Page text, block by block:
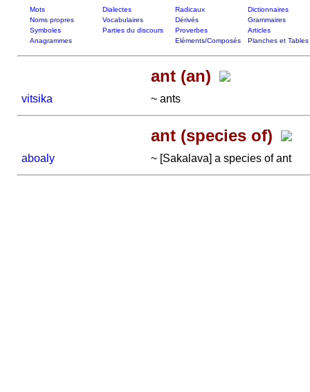
Mots Dialectes Radicaux
Dictionnaires
Noms propres
Vocabulaires Dérivés
Grammaires
Symboles
Parties du discours Proverbes
Articles
Anagrammes
Eléments/Composés Planches et Tables
ant (an)
vitsika ~ ants
ant (species of)
aboaly ~ [Sakalava] a species of ant